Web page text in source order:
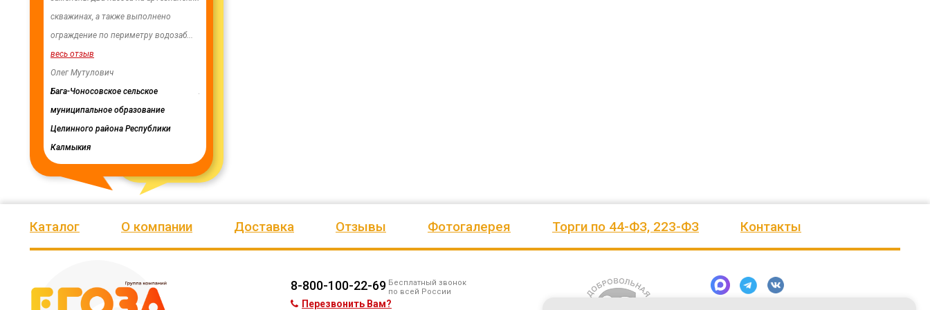
скважинах, а также выполнено
ограждение по периметру водозаб...
весь отзыв
Олег Мутулович
Бага-Чоносовское сельское
муниципальное образование
Целинного района Республики
Калмыкия
Каталог О компании Доставка Отзывы Фотогалерея Торги по 44-ФЗ, 223-ФЗ Контакты
8-800-100-22-69 Бесплатный звонок
по всей России
Перезвонить Вам?